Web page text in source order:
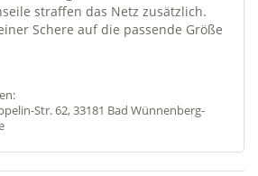
straffen das Netz zusätzlich.
Schere auf die passende Größe
Str. 62, 33181 Bad Wünnenberg-